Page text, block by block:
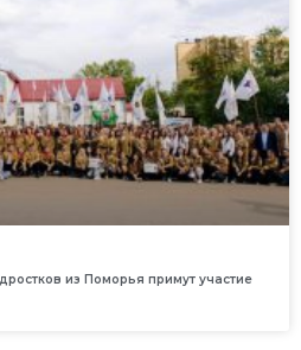
из Поморья примут участие